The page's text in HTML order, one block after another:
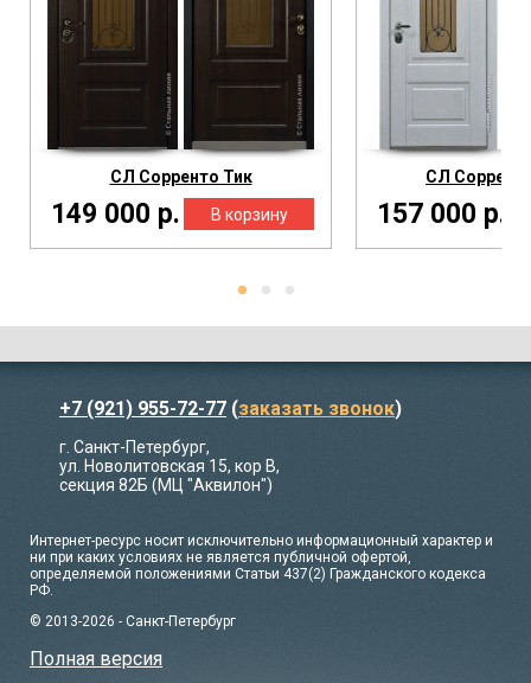
СЛ Сорренто Тик
149 000 р.
СЛ
157 000 р.
+7 (921) 955-72-77 (заказать звонок)
г. Санкт-Петербург,
ул. Новолитовская 15, кор В,
секция 82Б (МЦ "Аквилон")
Интернет-ресурс носит исключительно информационный характер и
ни при каких условиях не является публичной офертой,
определяемой положениями Статьи 437(2) Гражданского кодекса
РФ.
© 2013-2026 - Санкт-Петербург
Полная версия